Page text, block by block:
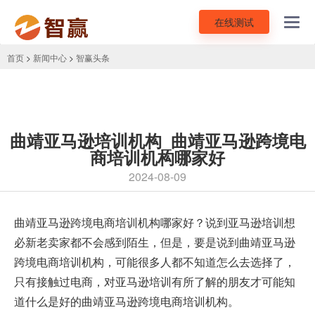
在线测试
首页 > 新闻中心 > 智赢头条
曲靖亚马逊培训机构_曲靖亚马逊跨境电
商培训机构哪家好
2024-08-09
曲靖亚马逊跨境电商培训机构哪家好？说到亚马逊培训想
必新老卖家都不会感到陌生，但是，要是说到曲靖亚马逊
跨境电商培训机构，可能很多人都不知道怎么去选择了，
只有接触过电商，对亚马逊培训有所了解的朋友才可能知
道什么是好的曲靖亚马逊跨境电商培训机构。